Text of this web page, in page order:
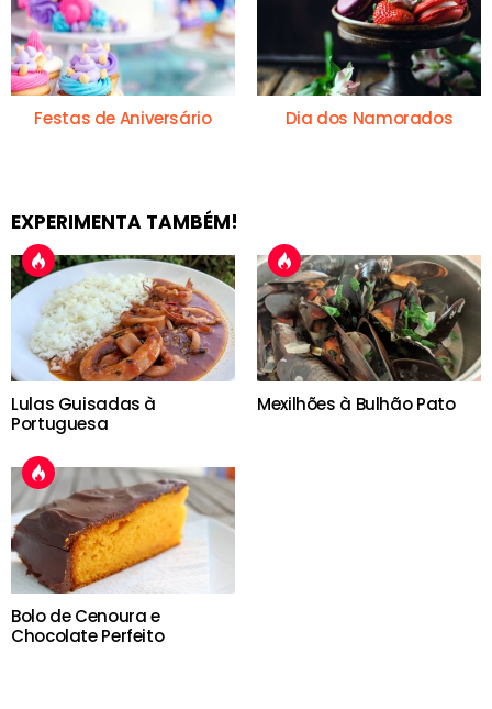
Festas de Aniversário Dia dos Namorados
EXPERIMENTA TAMBÉM!
Lulas Guisadas à
Portuguesa
Mexilhões à Bulhão Pato
Bolo de Cenoura e
Chocolate Perfeito